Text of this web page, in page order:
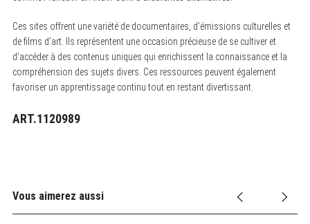
Ces sites offrent une variété de documentaires, d’émissions culturelles et
de films d’art. Ils représentent une occasion précieuse de se cultiver et
d’accéder à des contenus uniques qui enrichissent la connaissance et la
compréhension des sujets divers. Ces ressources peuvent également
favoriser un apprentissage continu tout en restant divertissant.
ART.1120989
Vous aimerez aussi